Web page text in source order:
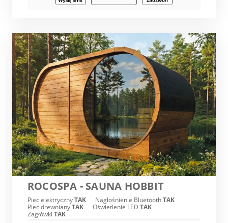
ROCOSPA - SAUNA HOBBIT
Piec elektrycznyTAK Nagłośnienie BluetoothTAK
Piec drewnianyTAK Oświetlenie LED TAK
Zagłówki TAK